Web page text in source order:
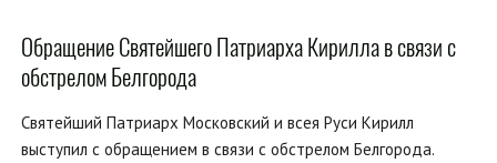
Обращение Святейшего Патриарха Кирилла в связи с
обстрелом Белгорода
Святейший Патриарх Московский и всея Руси Кирилл
выступил с обращением в связи с обстрелом Белгорода.